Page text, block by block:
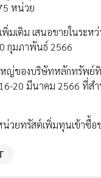
หน่วย
พิ่มเติม เสนอขายในระ
กุมภาพันธ์ 2566
ญ่ของบริษัทหลักทรัพย์
20 มีนาคม 2566 ที่
วยทรัสต์เพิ่มทุนเข้าซื้